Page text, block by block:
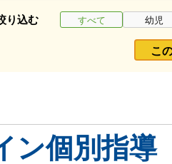
り込む すべて 幼児
こ
ン個別指